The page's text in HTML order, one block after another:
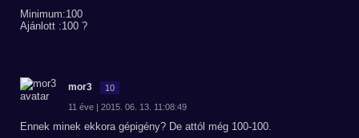
Minimum:100
Ajánlott :100 ?
mor3 10
11 éve | 2015. 06. 13. 11:08:49
Ennek minek ekkora gépigény? De attól még 100-100.